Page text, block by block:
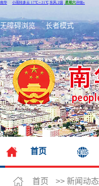
无障碍浏览 长者模式
首页
首页 >> 新闻动态